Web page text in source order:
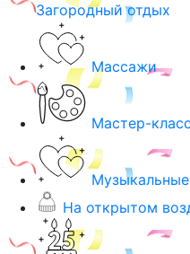
Загородный отдых
Массажи
Мастер-класс
Музыкальные
На открытом